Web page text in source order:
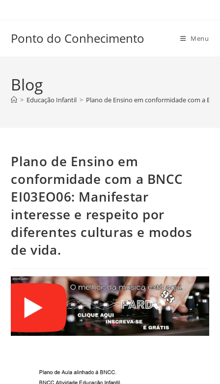
conteúdo
Ponto do Conhecimento Menu
Blog
> Educação Infantil > Plano de Ensino em conformidade com a
Plano de Ensino em
conformidade com a BNCC
EI03EO06: Manifestar
interesse e respeito por
diferentes culturas e modos
de vida.